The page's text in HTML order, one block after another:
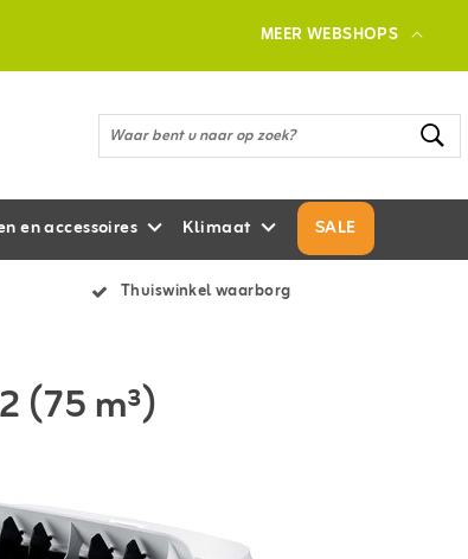
MEER WEBSHOPS
en accessoires Klimaat SALE
Thuiswinkel waarborg
(75 m³)